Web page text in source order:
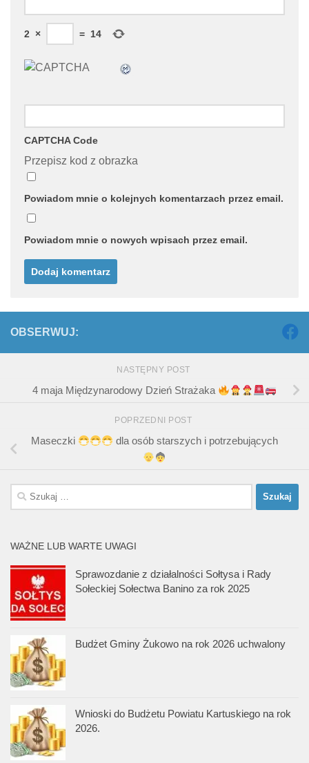
2 × = 14
CAPTCHA Code
Przepisz kod z obrazka
Powiadom mnie o kolejnych komentarzach przez email.
Powiadom mnie o nowych wpisach przez email.
OBSERWUJ:
NASTĘPNY POST
4 maja Międzynarodowy Dzień Strażaka
POPRZEDNI POST
Maseczki dla osób starszych i potrzebujących
Szukaj:
WAŻNE LUB WARTE UWAGI
Sprawozdanie z działalności Sołtysa i Rady
Sołeckiej Sołectwa Banino za rok 2025
Budżet Gminy Żukowo na rok 2026 uchwalony
Wnioski do Budżetu Powiatu Kartuskiego na rok
2026.